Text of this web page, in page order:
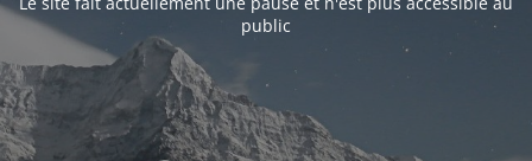
public